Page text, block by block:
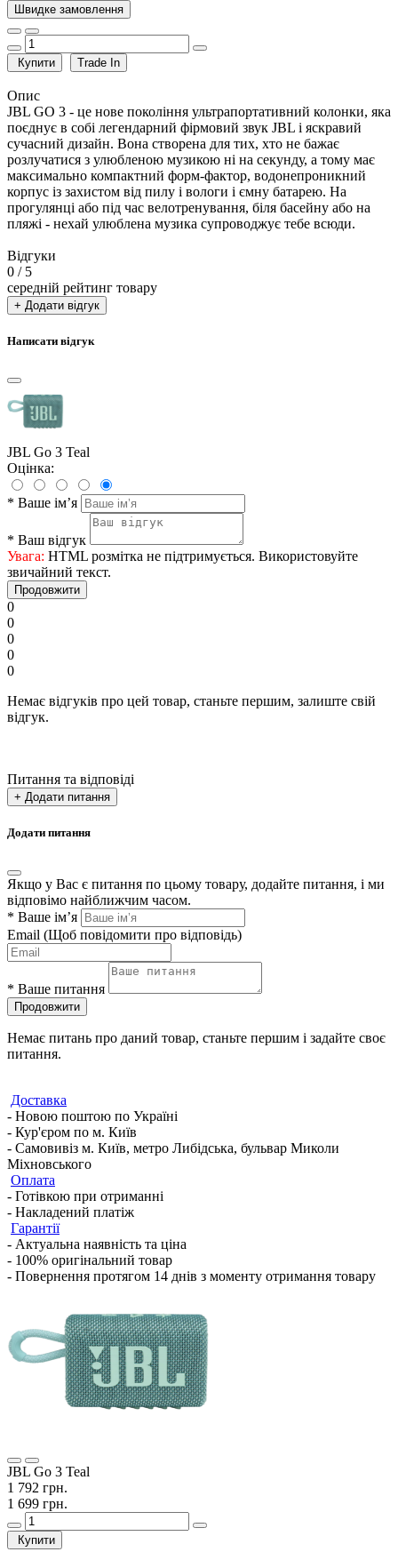
Швидке замовлення
Купити Trade In
Опис
JBL GO 3 - це нове покоління ультрапортативний колонки, яка
поєднує в собі легендарний фірмовий звук JBL і яскравий
сучасний дизайн. Вона створена для тих, хто не бажає
розлучатися з улюбленою музикою ні на секунду, а тому має
максимально компактний форм-фактор, водонепроникний
корпус із захистом від пилу і вологи і ємну батарею. На
прогулянці або під час велотренування, біля басейну або на
пляжі - нехай улюблена музика супроводжує тебе всюди.
Відгуки
0 / 5
середній рейтинг товару
+ Додати відгук
Написати відгук
JBL Go 3 Teal
Оцінка:
* Ваше ім’я
* Ваш відгук
Увага: HTML розмітка не підтримується. Використовуйте
звичайний текст.
Продовжити
0
0
0
0
0
Немає відгуків про цей товар, станьте першим, залиште свій
відгук.
Питання та відповіді
+ Додати питання
Додати питання
Якщо у Вас є питання по цьому товару, додайте питання, і ми
відповімо найближчим часом.
* Ваше ім’я
Email (Щоб повідомити про відповідь)
* Ваше питання
Продовжити
Немає питань про даний товар, станьте першим і задайте своє
питання.
Доставка
- Новою поштою по Україні
- Кур'єром по м. Київ
- Самовивіз м. Київ, метро Либідська, бульвар Миколи
Міхновського
Оплата
- Готівкою при отриманні
- Накладений платіж
Гарантії
- Актуальна наявність та ціна
- 100% оригінальний товар
- Повернення протягом 14 днів з моменту отримання товару
JBL Go 3 Teal
1 792 грн.
1 699 грн.
Купити